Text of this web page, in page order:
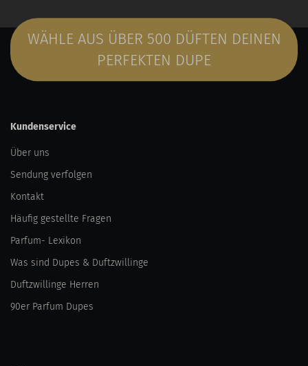
WÄHLE AUS ÜBER 500 DÜFTEN DEINEN
PERFEKTEN DUPE
Kundenservice
Über uns
Sendung verfolgen
Kontakt
Häufig gestellte Fragen
Parfum- Lexikon
Was sind Dupes & Duftzwillinge
Duftzwillinge Herren
90er Parfum Dupes